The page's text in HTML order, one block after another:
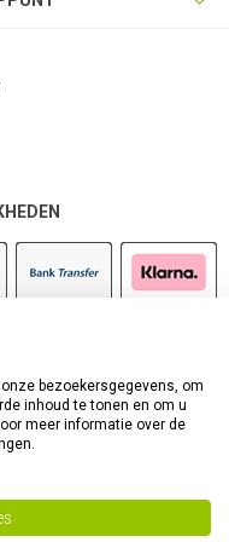
bezoekersgegevens, om
inhoud te tonen en om u
meer informatie over de